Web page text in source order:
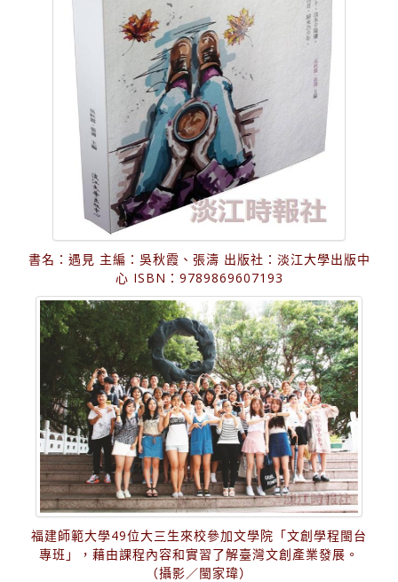
書名：遇見 主編：吳秋霞、張濤 出版社：淡江大學出版中
心 ISBN：9789869607193
福建師範大學49位大三生來校參加文學院「文創學程閩台
專班」，藉由課程內容和實習了解臺灣文創產業發展。
（攝影／閩家瑋）